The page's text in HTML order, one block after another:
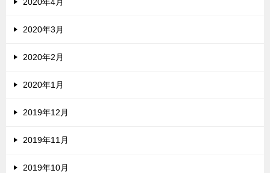
2020年3月
2020年2月
2020年1月
2019年12月
2019年11月
2019年10月